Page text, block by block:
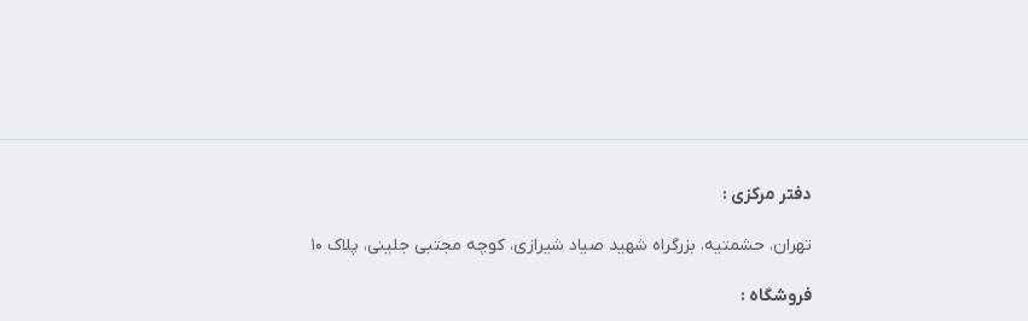
دفتر مرکزی :
تهران، حشمتیه، بزرگراه شهید صیاد شیرازی، کوچه مجتبی جلینی، پلاک ۱۰
فروشگاه :